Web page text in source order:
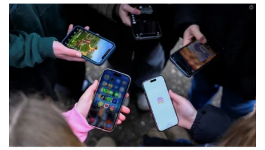
Tin nóng
Tư vấn luật
Việt Nam
Phân tích